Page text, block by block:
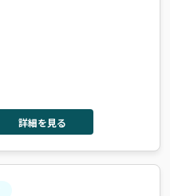
詳細を見る